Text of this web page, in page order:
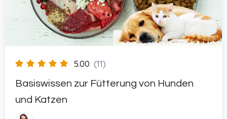
5.00 (11)
Basiswissen zur Fütterung von Hunden
und Katzen